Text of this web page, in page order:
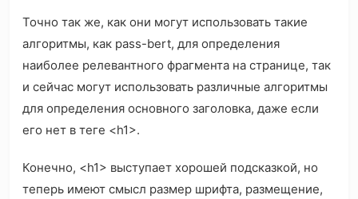
Точно так же, как они могут использовать такие
алгоритмы, как pass-bert, для определения
наиболее релевантного фрагмента на странице, так
и сейчас могут использовать различные алгоритмы
для определения основного заголовка, даже если
его нет в теге <h1>.
Конечно, <h1> выступает хорошей подсказкой, но
теперь имеют смысл размер шрифта, размещение,